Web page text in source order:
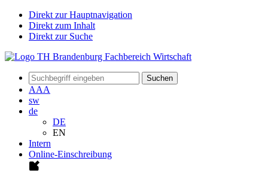
Direkt zur Hauptnavigation
Direkt zum Inhalt
Direkt zur Suche
Suchen
AAA
sw
de
DE
EN
Intern
Online-Einschreibung